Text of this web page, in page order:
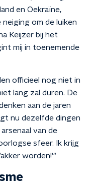
en Oekraïne,
neiging om de luiken
Keijzer bij het
mij in toenemende
officieel nog niet in
lang zal duren. De
aan de jaren
nu dezelfde dingen
van de
sfeer. Ik krijg
worden!'"